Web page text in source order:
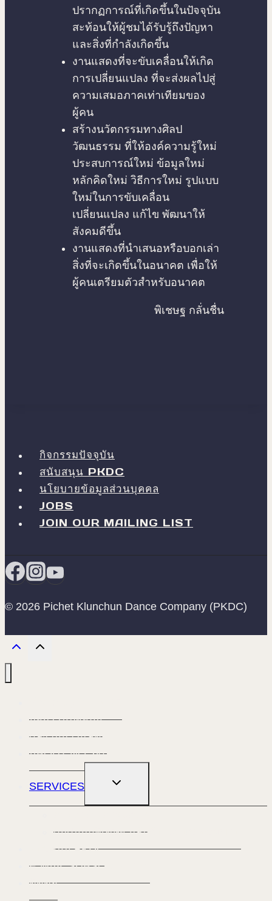
ปรากฏการณ์ที่เกิดขึ้นในปัจจุบัน
สะท้อนให้ผู้ชมได้รับรู้ถึงปัญหา
และสิ่งที่กำลังเกิดขึ้น
งานแสดงที่จะขับเคลื่อนให้เกิด
การเปลี่ยนแปลง ที่จะส่งผลไปสู่
ความเสมอภาคเท่าเทียมของ
ผู้คน
สร้างนวัตกรรมทางศิลป
วัฒนธรรม ที่ให้องค์ความรู้ใหม่
ประสบการณ์ใหม่ ข้อมูลใหม่
หลักคิดใหม่ วิธีการใหม่ รูปแบบ
ใหม่ในการขับเคลื่อน
เปลี่ยนแปลง แก้ไข พัฒนาให้
สังคมดีขึ้น
งานแสดงที่นำเสนอหรือบอกเล่า
สิ่งที่จะเกิดขึ้นในอนาคต เพื่อให้
ผู้คนเตรียมตัวสำหรับอนาคต
พิเชษฐ กลั่นชื่น
กิจกรรมปัจจุบัน
สนับสนุน PKDC
นโยบายข้อมูลส่วนบุคคล
JOBS
JOIN OUR MAILING LIST
© 2026 Pichet Klunchun Dance Company (PKDC)
กิจกรรมปัจจุบัน
ผลงานการแสดง
ABOUT NO. 60
SERVICES
TOGGLE
ฝึกฝนกับพิเชษฐ กลั่นชื่น แดนซ์ คอมพานี
สนับสนุน PKDC
E-MAIL SUBSCRIPTION
ติดต่อ